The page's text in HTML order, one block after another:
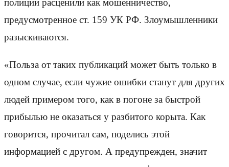
полиции расценили как мошенничество,
предусмотренное ст. 159 УК РФ. Злоумышленники
разыскиваются.
«Польза от таких публикаций может быть только в
одном случае, если чужие ошибки станут для других
людей примером того, как в погоне за быстрой
прибылью не оказаться у разбитого корыта. Как
говорится, прочитал сам, поделись этой
информацией с другом. А предупрежден, значит